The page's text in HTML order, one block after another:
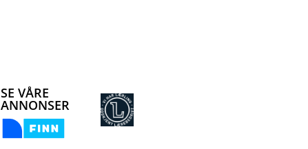
SE VÅRE
ANNONSER